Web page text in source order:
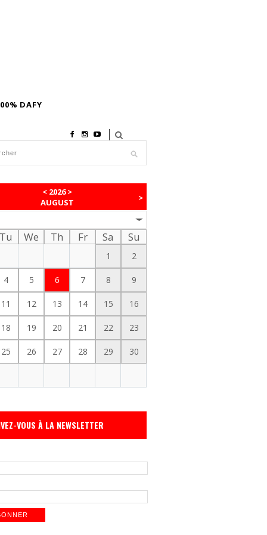
DAFY
< 2026>
AUGUST
>
Tu We Th Fr Sa Su
1 2
4 5 6 7 8 9
11 12 13 14 15 16
18 19 20 21 22 23
25 26 27 28 29 30
VOUS À LA NEWSLETTER